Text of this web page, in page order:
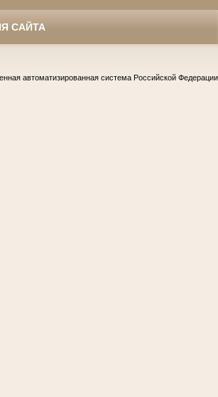
САЙТА
автоматизированная система Российской